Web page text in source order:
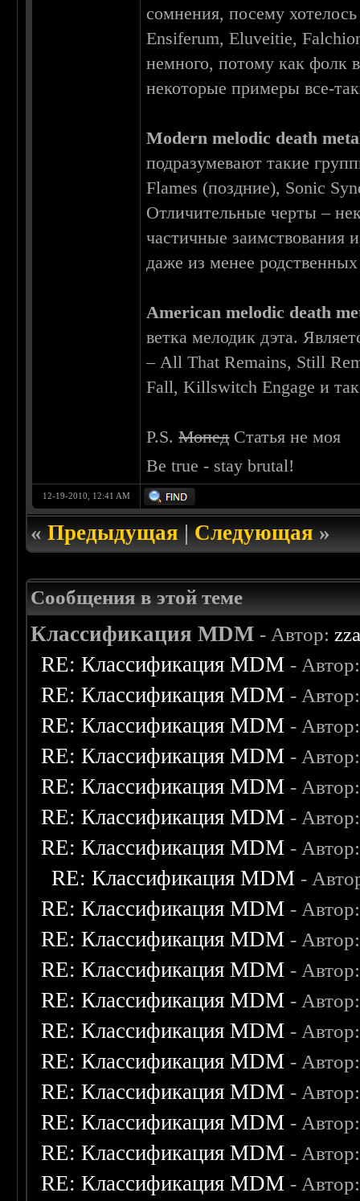
сомнения, посему
Ensiferum, Eluveitie,
немного, потому как фолк
некоторые примеры все-
Modern melodic death
подразумевают такие
Flames (поздние), Sonic
Отличительные черты –
частичные заимствования
даже из менее
American melodic death
ветка мелодик дэта.
– All That Remains, Still
Fall, Killswitch Engage и
P.S.МопедСтатья не моя
Be true - stay brutal!
12-19-2010, 12:41 AM
«Предыдущая|Следующая»
Сообщения в этой теме
Классификация MDM - Автор:
RE: Классификация MDM -
RE: Классификация MDM -
RE: Классификация MDM -
RE: Классификация MDM -
RE: Классификация MDM -
RE: Классификация MDM -
RE: Классификация MDM -
RE: Классификация MDM -
RE: Классификация MDM -
RE: Классификация MDM -
RE: Классификация MDM -
RE: Классификация MDM -
RE: Классификация MDM -
RE: Классификация MDM -
RE: Классификация MDM -
RE: Классификация MDM -
RE: Классификация MDM -
RE: Классификация MDM -